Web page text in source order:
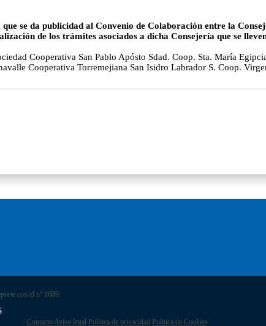
se da publicidad al Convenio de Colaboración entre la
de los trámites asociados a dicha Consejería que se
Cooperativa San Pablo Apósto Sdad. Coop. Sta. María
Cooperativa Torremejiana San Isidro Labrador S. Coop.
con el nº 1689.
Contacto Aviso legal Política de privacidad Política de Cookies